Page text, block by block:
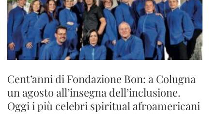
Cent’anni di Fondazione Bon: a Colugna
un agosto all’insegna dell’inclusione.
Oggi i più celebri spiritual afroamericani